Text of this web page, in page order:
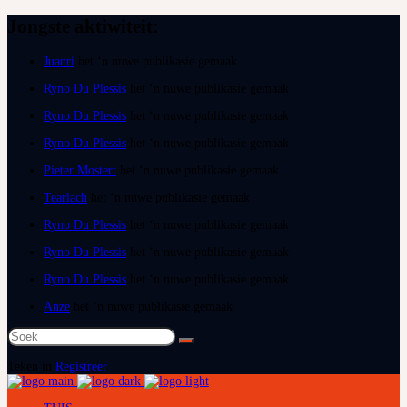
Juanri
Ryno Du Plessis
Ryno Du Plessis
Ryno Du Plessis
Pieter Mostert
Tearlach
Ryno Du Plessis
Ryno Du Plessis
Ryno Du Plessis
Anze
Soek
na:
Registreer